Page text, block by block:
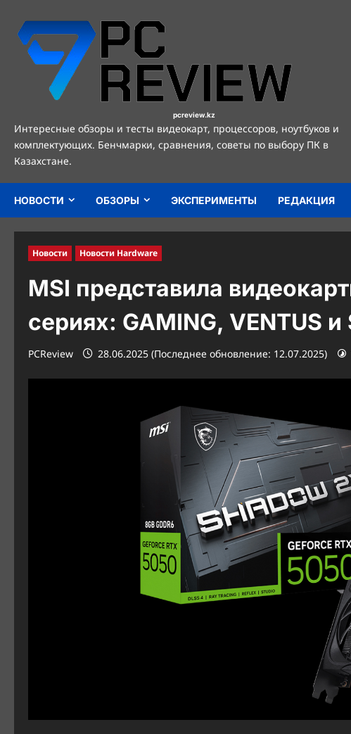
содержимому
pcreview.kz
Интересные обзоры и тесты видеокарт, процессоров, ноутбуков и
комплектующих. Бенчмарки, сравнения, советы по выбору ПК в
Казахстане.
НОВОСТИ ОБЗОРЫ ЭКСПЕРИМЕНТЫ РЕДАКЦИЯ
Новости Новости Hardware
MSI представила
сериях: GAMING, VENTUS и
PCReview 28.06.2025 (Последнее обновление: 12.07.2025)